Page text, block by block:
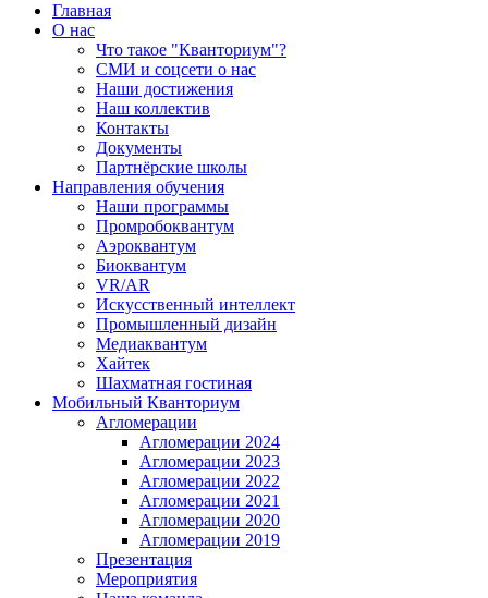
Главная
О нас
Что такое "Кванториум"?
СМИ и соцсети о нас
Наши достижения
Наш коллектив
Контакты
Документы
Партнёрские школы
Направления обучения
Наши программы
Промробоквантум
Аэроквантум
Биоквантум
VR/AR
Искусственный интеллект
Промышленный дизайн
Медиаквантум
Хайтек
Шахматная гостиная
Мобильный Кванториум
Агломерации
Агломерации 2024
Агломерации 2023
Агломерации 2022
Агломерации 2021
Агломерации 2020
Агломерации 2019
Презентация
Мероприятия